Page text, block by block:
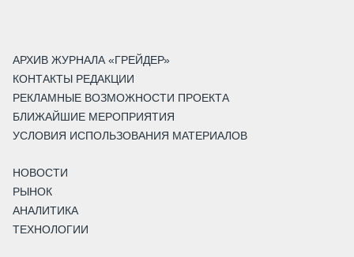
АРХИВ ЖУРНАЛА «ГРЕЙДЕР»
КОНТАКТЫ РЕДАКЦИИ
РЕКЛАМНЫЕ ВОЗМОЖНОСТИ ПРОЕКТА
БЛИЖАЙШИЕ МЕРОПРИЯТИЯ
УСЛОВИЯ ИСПОЛЬЗОВАНИЯ МАТЕРИАЛОВ
НОВОСТИ
РЫНОК
АНАЛИТИКА
ТЕХНОЛОГИИ